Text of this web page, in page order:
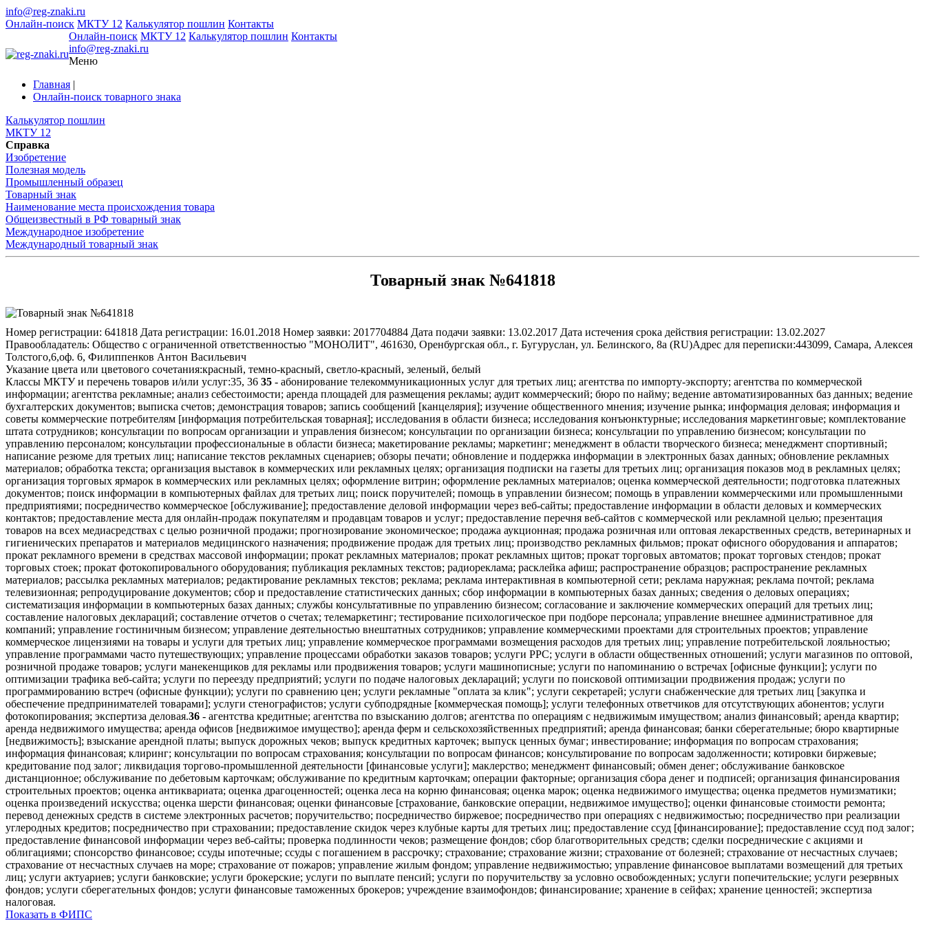
info@reg-znaki.ru
Онлайн-поиск МКТУ 12 Калькулятор пошлин Контакты
Онлайн-поиск МКТУ 12 Калькулятор пошлин Контакты
info@reg-znaki.ru
Меню
Главная |
Онлайн-поиск товарного знака
Калькулятор пошлин
МКТУ 12
Справка
Изобретение
Полезная модель
Промышленный образец
Товарный знак
Наименование места происхождения товара
Общеизвестный в РФ товарный знак
Международное изобретение
Международный товарный знак
Товарный знак №641818
Номер регистрации: 641818 Дата регистрации: 16.01.2018 Номер заявки: 2017704884 Дата подачи заявки: 13.02.2017 Дата истечения срока действия регистрации: 13.02.2027
Правообладатель: Общество с ограниченной ответственностью "МОНОЛИТ", 461630, Оренбургская обл., г. Бугуруслан, ул. Белинского, 8а (RU)Адрес для переписки:443099, Самара, Алексея
Толстого,6,оф. 6, Филиппенков Антон Васильевич
Указание цвета или цветового сочетания:красный, темно-красный, светло-красный, зеленый, белый
Классы МКТУ и перечень товаров и/или услуг:35, 36 35 - абонирование телекоммуникационных услуг для третьих лиц; агентства по импорту-экспорту; агентства по коммерческой
информации; агентства рекламные; анализ себестоимости; аренда площадей для размещения рекламы; аудит коммерческий; бюро по найму; ведение автоматизированных баз данных; ведение
бухгалтерских документов; выписка счетов; демонстрация товаров; запись сообщений [канцелярия]; изучение общественного мнения; изучение рынка; информация деловая; информация и
советы коммерческие потребителям [информация потребительская товарная]; исследования в области бизнеса; исследования конъюнктурные; исследования маркетинговые; комплектование
штата сотрудников; консультации по вопросам организации и управления бизнесом; консультации по организации бизнеса; консультации по управлению бизнесом; консультации по
управлению персоналом; консультации профессиональные в области бизнеса; макетирование рекламы; маркетинг; менеджмент в области творческого бизнеса; менеджмент спортивный;
написание резюме для третьих лиц; написание текстов рекламных сценариев; обзоры печати; обновление и поддержка информации в электронных базах данных; обновление рекламных
материалов; обработка текста; организация выставок в коммерческих или рекламных целях; организация подписки на газеты для третьих лиц; организация показов мод в рекламных целях;
организация торговых ярмарок в коммерческих или рекламных целях; оформление витрин; оформление рекламных материалов; оценка коммерческой деятельности; подготовка платежных
документов; поиск информации в компьютерных файлах для третьих лиц; поиск поручителей; помощь в управлении бизнесом; помощь в управлении коммерческими или промышленными
предприятиями; посредничество коммерческое [обслуживание]; предоставление деловой информации через веб-сайты; предоставление информации в области деловых и коммерческих
контактов; предоставление места для онлайн-продаж покупателям и продавцам товаров и услуг; предоставление перечня веб-сайтов с коммерческой или рекламной целью; презентация
товаров на всех медиасредствах с целью розничной продажи; прогнозирование экономическое; продажа аукционная; продажа розничная или оптовая лекарственных средств, ветеринарных и
гигиенических препаратов и материалов медицинского назначения; продвижение продаж для третьих лиц; производство рекламных фильмов; прокат офисного оборудования и аппаратов;
прокат рекламного времени в средствах массовой информации; прокат рекламных материалов; прокат рекламных щитов; прокат торговых автоматов; прокат торговых стендов; прокат
торговых стоек; прокат фотокопировального оборудования; публикация рекламных текстов; радиореклама; расклейка афиш; распространение образцов; распространение рекламных
материалов; рассылка рекламных материалов; редактирование рекламных текстов; реклама; реклама интерактивная в компьютерной сети; реклама наружная; реклама почтой; реклама
телевизионная; репродуцирование документов; сбор и предоставление статистических данных; сбор информации в компьютерных базах данных; сведения о деловых операциях;
систематизация информации в компьютерных базах данных; службы консультативные по управлению бизнесом; согласование и заключение коммерческих операций для третьих лиц;
составление налоговых деклараций; составление отчетов о счетах; телемаркетинг; тестирование психологическое при подборе персонала; управление внешнее административное для
компаний; управление гостиничным бизнесом; управление деятельностью внештатных сотрудников; управление коммерческими проектами для строительных проектов; управление
коммерческое лицензиями на товары и услуги для третьих лиц; управление коммерческое программами возмещения расходов для третьих лиц; управление потребительской лояльностью;
управление программами часто путешествующих; управление процессами обработки заказов товаров; услуги PPC; услуги в области общественных отношений; услуги магазинов по оптовой,
розничной продаже товаров; услуги манекенщиков для рекламы или продвижения товаров; услуги машинописные; услуги по напоминанию о встречах [офисные функции]; услуги по
оптимизации трафика веб-сайта; услуги по переезду предприятий; услуги по подаче налоговых деклараций; услуги по поисковой оптимизации продвижения продаж; услуги по
программированию встреч (офисные функции); услуги по сравнению цен; услуги рекламные "оплата за клик"; услуги секретарей; услуги снабженческие для третьих лиц [закупка и
обеспечение предпринимателей товарами]; услуги стенографистов; услуги субподрядные [коммерческая помощь]; услуги телефонных ответчиков для отсутствующих абонентов; услуги
фотокопирования; экспертиза деловая.36 - агентства кредитные; агентства по взысканию долгов; агентства по операциям с недвижимым имуществом; анализ финансовый; аренда квартир;
аренда недвижимого имущества; аренда офисов [недвижимое имущество]; аренда ферм и сельскохозяйственных предприятий; аренда финансовая; банки сберегательные; бюро квартирные
[недвижимость]; взыскание арендной платы; выпуск дорожных чеков; выпуск кредитных карточек; выпуск ценных бумаг; инвестирование; информация по вопросам страхования;
информация финансовая; клиринг; консультации по вопросам страхования; консультации по вопросам финансов; консультирование по вопросам задолженности; котировки биржевые;
кредитование под залог; ликвидация торгово-промышленной деятельности [финансовые услуги]; маклерство; менеджмент финансовый; обмен денег; обслуживание банковское
дистанционное; обслуживание по дебетовым карточкам; обслуживание по кредитным карточкам; операции факторные; организация сбора денег и подписей; организация финансирования
строительных проектов; оценка антиквариата; оценка драгоценностей; оценка леса на корню финансовая; оценка марок; оценка недвижимого имущества; оценка предметов нумизматики;
оценка произведений искусства; оценка шерсти финансовая; оценки финансовые [страхование, банковские операции, недвижимое имущество]; оценки финансовые стоимости ремонта;
перевод денежных средств в системе электронных расчетов; поручительство; посредничество биржевое; посредничество при операциях с недвижимостью; посредничество при реализации
углеродных кредитов; посредничество при страховании; предоставление скидок через клубные карты для третьих лиц; предоставление ссуд [финансирование]; предоставление ссуд под залог;
предоставление финансовой информации через веб-сайты; проверка подлинности чеков; размещение фондов; сбор благотворительных средств; сделки посреднические с акциями и
облигациями; спонсорство финансовое; ссуды ипотечные; ссуды с погашением в рассрочку; страхование; страхование жизни; страхование от болезней; страхование от несчастных случаев;
страхование от несчастных случаев на море; страхование от пожаров; управление жилым фондом; управление недвижимостью; управление финансовое выплатами возмещений для третьих
лиц; услуги актуариев; услуги банковские; услуги брокерские; услуги по выплате пенсий; услуги по поручительству за условно освобожденных; услуги попечительские; услуги резервных
фондов; услуги сберегательных фондов; услуги финансовые таможенных брокеров; учреждение взаимофондов; финансирование; хранение в сейфах; хранение ценностей; экспертиза
налоговая.
Показать в ФИПС